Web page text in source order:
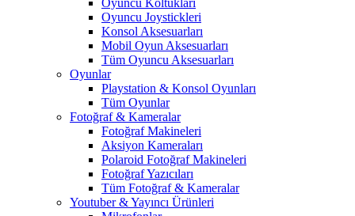
Oyuncu Koltukları
Oyuncu Joystickleri
Konsol Aksesuarları
Mobil Oyun Aksesuarları
Tüm Oyuncu Aksesuarları
Oyunlar
Playstation & Konsol Oyunları
Tüm Oyunlar
Fotoğraf & Kameralar
Fotoğraf Makineleri
Aksiyon Kameraları
Polaroid Fotoğraf Makineleri
Fotoğraf Yazıcıları
Tüm Fotoğraf & Kameralar
Youtuber & Yayıncı Ürünleri